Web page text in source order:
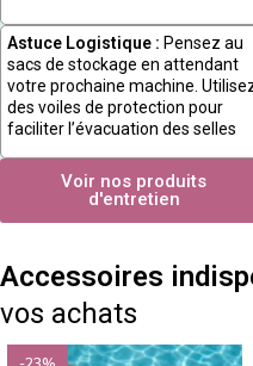
Astuce Logistique : Pensez au
sacs de stockage en attendant
votre prochaine machine.
des voiles de protection pour
faciliter l’évacuation des selles
Voir nos produits
d'entretien
Accessoires
vos achats